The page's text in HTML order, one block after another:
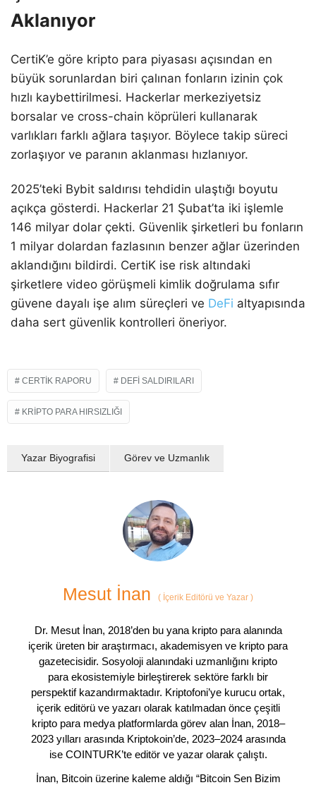
Aklanıyor
CertiK’e göre kripto para piyasası açısından en
büyük sorunlardan biri çalınan fonların izinin çok
hızlı kaybettirilmesi. Hackerlar merkeziyetsiz
borsalar ve cross-chain köprüleri kullanarak
varlıkları farklı ağlara taşıyor. Böylece takip süreci
zorlaşıyor ve paranın aklanması hızlanıyor.
2025’teki Bybit saldırısı tehdidin ulaştığı boyutu
açıkça gösterdi. Hackerlar 21 Şubat’ta iki işlemle
146 milyar dolar çekti. Güvenlik şirketleri bu fonların
1 milyar dolardan fazlasının benzer ağlar üzerinden
aklandığını bildirdi. CertiK ise risk altındaki
şirketlere video görüşmeli kimlik doğrulama sıfır
güvene dayalı işe alım süreçleri ve DeFi altyapısında
daha sert güvenlik kontrolleri öneriyor.
CERTIK RAPORU DEFI SALDIRILARI
KRIPTO PARA HIRSIZLIĞI
Yazar Biyografisi Görev ve Uzmanlık
Mesut İnan ( İçerik Editörü ve Yazar )
Dr. Mesut İnan, 2018’den bu yana kripto para alanında
içerik üreten bir araştırmacı, akademisyen ve kripto para
gazetecisidir. Sosyoloji alanındaki uzmanlığını kripto
para ekosistemiyle birleştirerek sektöre farklı bir
perspektif kazandırmaktadır. Kriptofoni’ye kurucu ortak,
içerik editörü ve yazarı olarak katılmadan önce çeşitli
kripto para medya platformlarda görev alan İnan, 2018–
2023 yılları arasında Kriptokoin’de, 2023–2024 arasında
ise COINTURK’te editör ve yazar olarak çalıştı.
İnan, Bitcoin üzerine kaleme aldığı “Bitcoin Sen Bizim